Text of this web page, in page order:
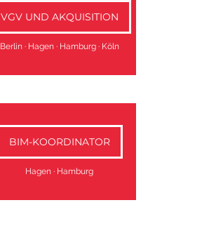
VGV UND AKQUISITION
Berlin· Hagen· Hamburg· Köln
BIM-KOORDINATOR
Hagen · Hamburg